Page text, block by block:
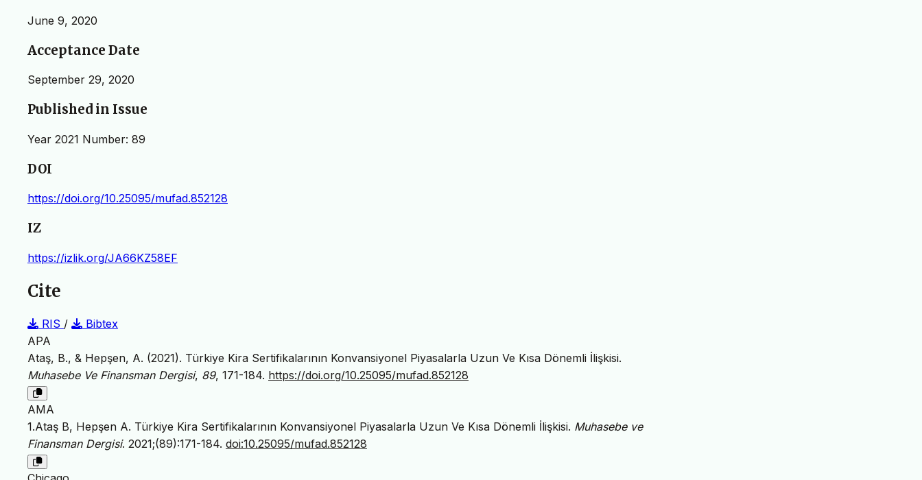
June 9, 2020
Acceptance Date
September 29, 2020
Published in Issue
Year 2021 Number: 89
DOI
https://doi.org/10.25095/mufad.852128
IZ
https://izlik.org/JA66KZ58EF
Cite
RIS /
Bibtex
APA
Ataş, B., & Hepşen, A. (2021). Türkiye Kira Sertifikalarının Konvansiyonel Piyasalarla Uzun Ve Kısa Dönemli İlişkisi.
Muhasebe Ve Finansman Dergisi, 89, 171-184. https://doi.org/10.25095/mufad.852128
AMA
1.Ataş B, Hepşen A. Türkiye Kira Sertifikalarının Konvansiyonel Piyasalarla Uzun Ve Kısa Dönemli İlişkisi. Muhasebe ve
Finansman Dergisi. 2021;(89):171-184. doi:10.25095/mufad.852128